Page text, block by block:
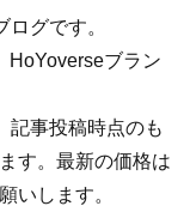
グです。
HoYoverseブラン
記事投稿時点のも
す。最新の価格は
いします。